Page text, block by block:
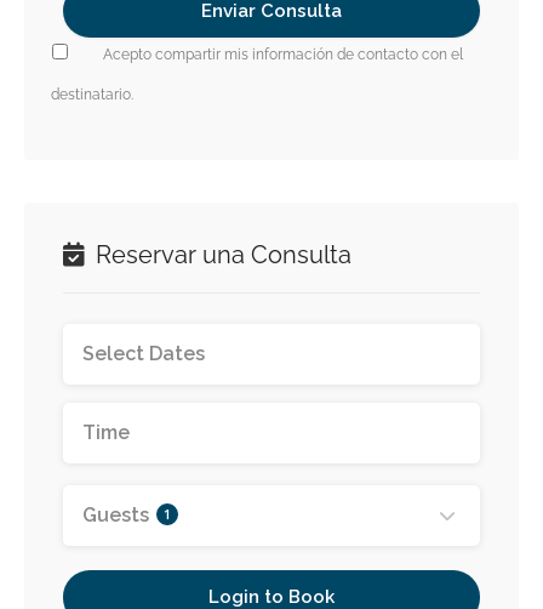
Acepto compartir mis información de contacto con el
destinatario.
Reservar una Consulta
Guests 1
Login to Book